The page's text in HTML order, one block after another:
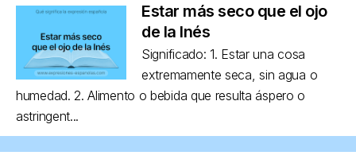
Estar más seco que el ojo
de la Inés
Significado: 1. Estar una cosa
extremamente seca, sin agua o
humedad. 2. Alimento o bebida que resulta áspero o
astringent...